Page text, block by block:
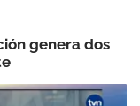
genera dos